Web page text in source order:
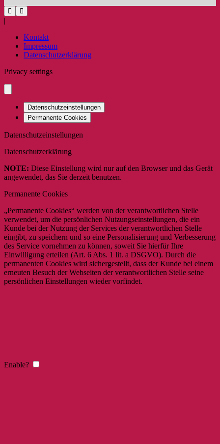
|
Kontakt
Impressum
Datenschutzerklärung
Privacy settings
Datenschutzeinstellungen
Permanente Cookies
Datenschutzeinstellungen
Datenschutzerklärung
NOTE: Diese Einstellung wird nur auf den Browser und das Gerät
angewendet, das Sie derzeit benutzen.
Permanente Cookies
„Permanente Cookies“ werden von der verantwortlichen Stelle
verwendet, um die persönlichen Nutzungseinstellungen, die ein
Kunde bei der Nutzung der Services der verantwortlichen Stelle
eingibt, zu speichern und so eine Personalisierung und Verbesserung
des Service vornehmen zu können, soweit Sie hierfür Ihre
Einwilligung erteilen (Art. 6 Abs. 1 lit. a DSGVO). Durch die
permanenten Cookies wird sichergestellt, dass der Kunde bei einem
erneuten Besuch der Webseiten der verantwortlichen Stelle seine
persönlichen Einstellungen wieder vorfindet.
Enable?